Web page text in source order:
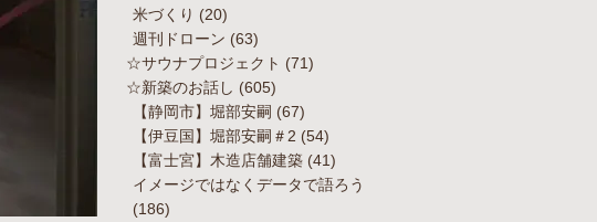
米づくり (20)
週刊ドローン (63)
☆サウナプロジェクト (71)
☆新築のお話し (605)
【静岡市】堀部安嗣 (67)
【伊豆国】堀部安嗣＃2 (54)
【富士宮】木造店舗建築 (41)
イメージではなくデータで語ろう
(186)